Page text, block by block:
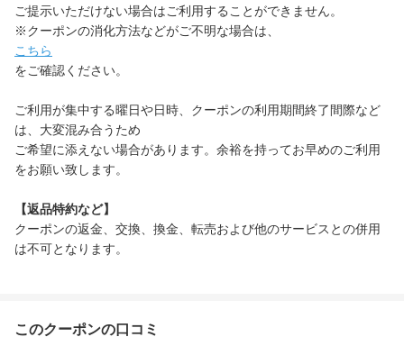
ご提示いただけない場合はご利用することができません。
※クーポンの消化方法などがご不明な場合は、
こちら
をご確認ください。
ご利用が集中する曜日や日時、クーポンの利用期間終了間際など
は、大変混み合うため
ご希望に添えない場合があります。余裕を持ってお早めのご利用
をお願い致します。
【返品特約など】
クーポンの返金、交換、換金、転売および他のサービスとの併用
は不可となります。
このクーポンの口コミ